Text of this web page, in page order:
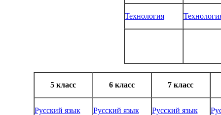
Технология
5 класс 6 класс 7 класс
Русский язык Русский язык Русский язык